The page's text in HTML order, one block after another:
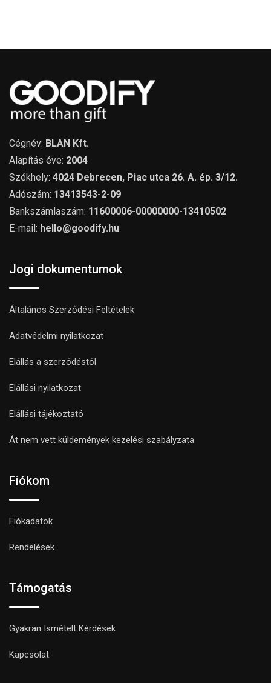
Cégnév: BLAN Kft.
Alapítás éve: 2004
Székhely: 4024 Debrecen, Piac utca 26. A. ép. 3/12.
Adószám: 13413543-2-09
Bankszámlaszám: 11600006-00000000-13410502
E-mail: hello@goodify.hu
Jogi dokumentumok
Általános Szerződési Feltételek
Adatvédelmi nyilatkozat
Elállás a szerződéstől
Elállási nyilatkozat
Elállási tájékoztató
Át nem vett küldemények kezelési szabályzata
Fiókom
Fiókadatok
Rendelések
Támogatás
Gyakran Ismételt Kérdések
Kapcsolat